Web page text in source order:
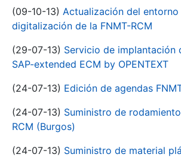
(09-10-13) Actualización del entorno
digitalización de la FNMT-RCM
(29-07-13) Servicio de implantación
SAP-extended ECM by OPENTEXT
(24-07-13) Edición de agendas
(24-07-13) Suministro de
RCM (Burgos)
(24-07-13) Suministro de material